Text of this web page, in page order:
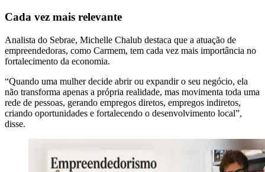
Cada vez mais relevante
Analista do Sebrae, Michelle Chalub destaca que a atuação de
empreendedoras, como Carmem, tem cada vez mais importância no
fortalecimento da economia.
“Quando uma mulher decide abrir ou expandir o seu negócio, ela
não transforma apenas a própria realidade, mas movimenta toda uma
rede de pessoas, gerando empregos diretos, empregos indiretos,
criando oportunidades e fortalecendo o desenvolvimento local”,
disse.